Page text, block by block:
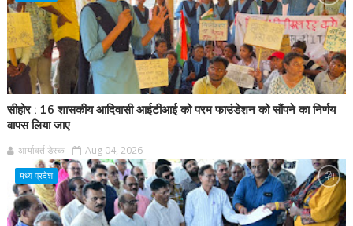
सीहोर : 16 शासकीय आदिवासी आईटीआई को परम फाउंडेशन को सौंपने का निर्णय
वापस लिया जाए
आर्यावर्त डेस्क Aug 04, 2026
मध्य प्रदेश